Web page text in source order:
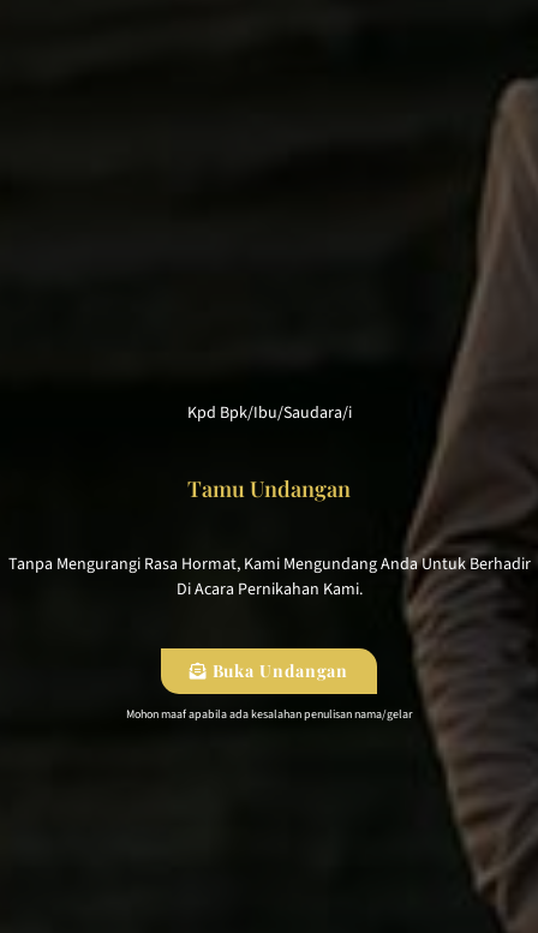
Kpd Bpk/Ibu/Saudara/i
Tamu Undangan
Tanpa Mengurangi Rasa Hormat, Kami Mengundang Anda Untuk Berhadir
Di Acara Pernikahan Kami.
Buka Undangan
Mohon maaf apabila ada kesalahan penulisan nama/gelar